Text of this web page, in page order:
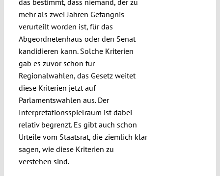
das bestimmt, dass niemand, der zu
mehr als zwei Jahren Gefängnis
verurteilt worden ist, für das
Abgeordnetenhaus oder den Senat
kandidieren kann. Solche Kriterien
gab es zuvor schon für
Regionalwahlen, das Gesetz weitet
diese Kriterien jetzt auf
Parlamentswahlen aus. Der
Interpretationsspielraum ist dabei
relativ begrenzt. Es gibt auch schon
Urteile vom Staatsrat, die ziemlich klar
sagen, wie diese Kriterien zu
verstehen sind.